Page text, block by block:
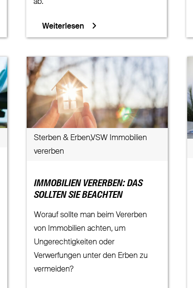
ab.
Weiterlesen
Sterben & Erben,VSW Immobilien
vererben
IMMOBILIEN VERERBEN: DAS
SOLLTEN SIE BEACHTEN
Worauf sollte man beim Vererben
von Immobilien achten, um
Ungerechtigkeiten oder
Verwerfungen unter den Erben zu
vermeiden?